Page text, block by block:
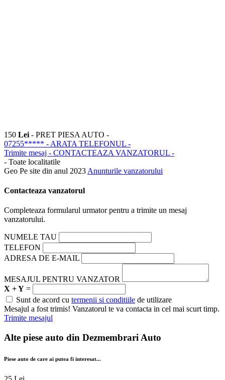
150 Lei - PRET PIESA AUTO -
07255***** - ARATA TELEFONUL -
Trimite mesaj - CONTACTEAZA VANZATORUL -
- Toate localitatile
Geo Pe site din anul 2023 Anunturile vanzatorului
Contacteaza vanzatorul
Completeaza formularul urmator pentru a trimite un mesaj
vanzatorului.
NUMELE TAU
TELEFON
ADRESA DE E-MAIL
MESAJUL PENTRU VANZATOR
X + Y =
Sunt de acord cu termenii si conditiile de utilizare
Mesajul a fost trimis! Vanzatorul te va contacta in cel mai scurt timp.
Trimite mesajul
Alte piese auto din Dezmembrari Auto
Piese auto de care ai putea fi interesat...